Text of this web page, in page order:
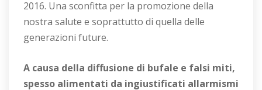
2016. Una sconfitta per la promozione della
nostra salute e soprattutto di quella delle
generazioni future.
A causa della diffusione di bufale e falsi miti,
spesso alimentati da ingiustificati allarmismi